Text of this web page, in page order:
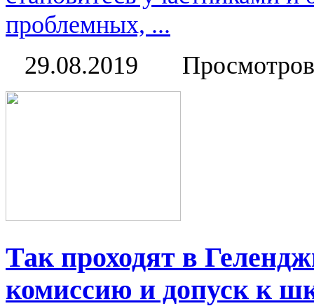
проблемных, ...
29.08.2019
Так проходят в
комиссию и допуск к